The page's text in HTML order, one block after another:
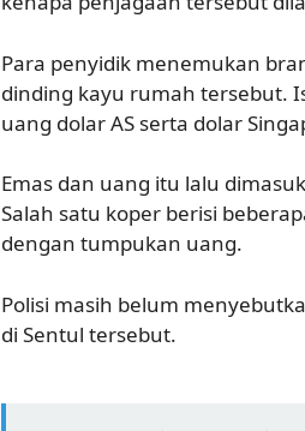
Para penyidik menemukan
dinding kayu rumah tersebut.
uang dolar AS serta dolar
Emas dan uang itu lalu
Salah satu koper berisi
dengan tumpukan uang.
Polisi masih belum
di Sentul tersebut.